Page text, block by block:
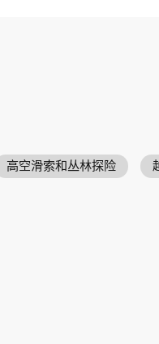
高空滑索和丛林探险